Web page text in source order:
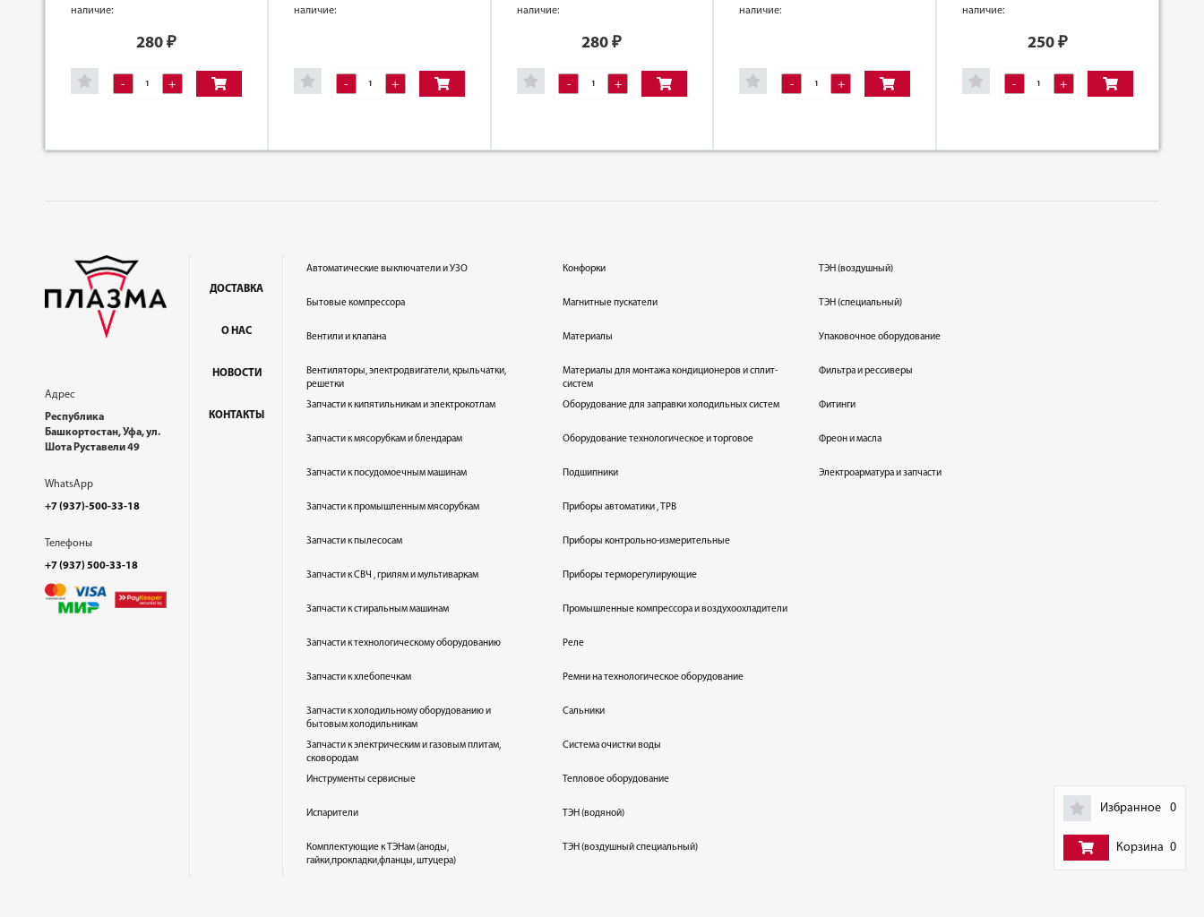
Избранное 0
Корзина 0
наличие:
280₽
- +
наличие:
- +
наличие:
280 ₽
- +
наличие:
- +
наличие:
250 ₽
- +
Адрес
Республика
Башкортостан, Уфа, ул.
Шота Руставели 49
WhatsApp
+7 (937)-500-33-18
Телефоны
+7 (937) 500-33-18
ДОСТАВКА
О НАС
НОВОСТИ
КОНТАКТЫ
Автоматические выключатели и УЗО
Бытовые компрессора
Вентили и клапана
Вентиляторы, электродвигатели, крыльчатки,
решетки
Запчасти к кипятильникам и электрокотлам
Запчасти к мясорубкам и блендарам
Запчасти к посудомоечным машинам
Запчасти к промышленным мясорубкам
Запчасти к пылесосам
Запчасти к СВЧ , грилям и мультиваркам
Запчасти к стиральным машинам
Запчасти к технологическому оборудованию
Запчасти к хлебопечкам
Запчасти к холодильному оборудованию и
бытовым холодильникам
Запчасти к электрическим и газовым плитам,
сковородам
Инструменты сервисные
Испарители
Комплектующие к ТЭНам (аноды,
гайки,прокладки,фланцы, штуцера)
Конфорки
Магнитные пускатели
Материалы
Материалы для монтажа кондиционеров и сплит-
систем
Оборудование для заправки холодильных систем
Оборудование технологическое и торговое
Подшипники
Приборы автоматики , ТРВ
Приборы контрольно-измерительные
Приборы терморегулирующие
Промышленные компрессора и воздухоохладители
Реле
Ремни на технологическое оборудование
Сальники
Система очистки воды
Тепловое оборудование
ТЭН (водяной)
ТЭН (воздушный специальный)
ТЭН (воздушный)
ТЭН (специальный)
Упаковочное оборудование
Фильтра и рессиверы
Фитинги
Фреон и масла
Электроарматура и запчасти